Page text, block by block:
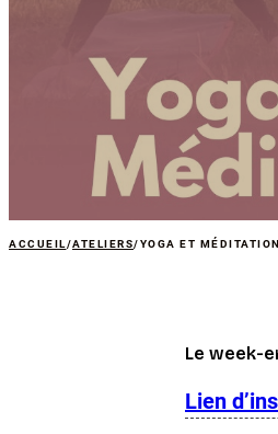
ACCUEIL/ATELIERS/YOGA ET
Le week-
Lien